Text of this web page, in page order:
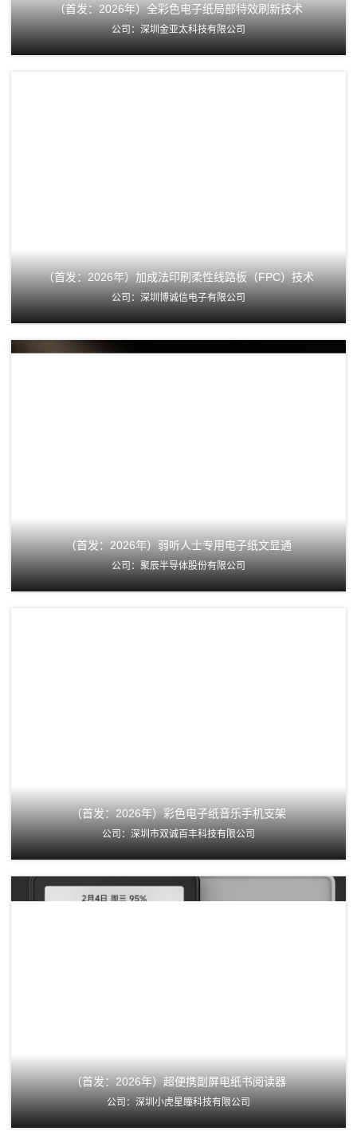
（首发：2026年）全彩色电子纸局部特效刷新技术
公司：深圳金亚太科技有限公司
（首发：2026年）加成法印刷柔性线路板（FPC）技术
公司：深圳博诚信电子有限公司
（首发：2026年）弱听人士专用电子纸文显通
公司：聚辰半导体股份有限公司
（首发：2026年）彩色电子纸音乐手机支架
公司：深圳市双诚百丰科技有限公司
（首发：2026年）超便携副屏电纸书阅读器
公司：深圳小虎星瞳科技有限公司